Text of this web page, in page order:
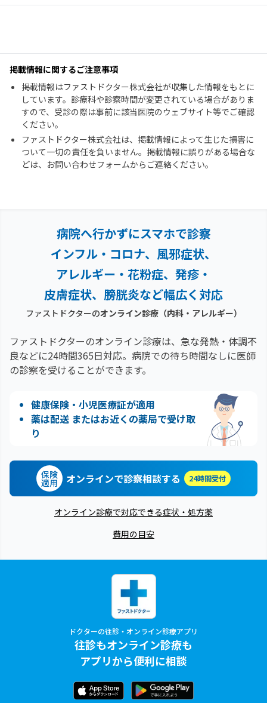
掲載情報に関するご注意事項
掲載情報はファストドクター株式会社が収集した情報をもとに
しています。診療科や診察時間が変更されている場合がありま
すので、受診の際は事前に該当医院のウェブサイト等でご確認
ください。
ファストドクター株式会社は、掲載情報によって生じた損害に
ついて一切の責任を負いません。掲載情報に誤りがある場合な
どは、お問い合わせフォームからご連絡ください。
病院へ行かずにスマホで診察
インフル・コロナ、風邪症状、
アレルギー・花粉症、 発疹・
皮膚症状、膀胱炎など幅広く対応
ファストドクターのオンライン診療（内科・アレルギー）
ファストドクターのオンライン診療は、急な発熱・体調不
良などに24時間365日対応。 病院での待ち時間なしに医師
の診察を受けることができます。
健康保険・小児医療証が適用
薬は配送 またはお近くの薬局で受け取
り
保険
適用 オンラインで診察相談する 24時間受付
オンライン診療で対応できる症状・処方薬
費用の目安
ドクターの往診・オンライン診療アプリ
往診もオンライン診療も
アプリから便利に相談